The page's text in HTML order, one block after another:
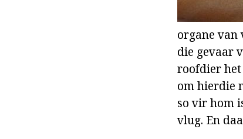
organe van
die gevaar
roofdier het
om hierdie
so vir hom
vlug. En